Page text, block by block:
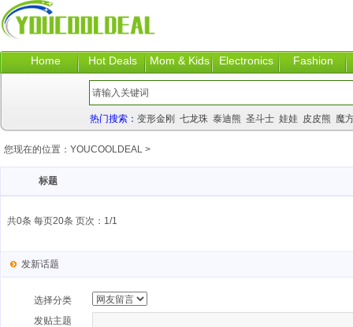
Home Hot Deals Mom & Kids Electronics Fashion
热门搜索： 变形金刚 七龙珠 泰迪熊 圣斗士 娃娃 皮皮熊 魔
您现在的位置： YOUCOOLDEAL >
标题
共0条 每页20条 页次：1/1
发新话题
选择分类
发贴主题